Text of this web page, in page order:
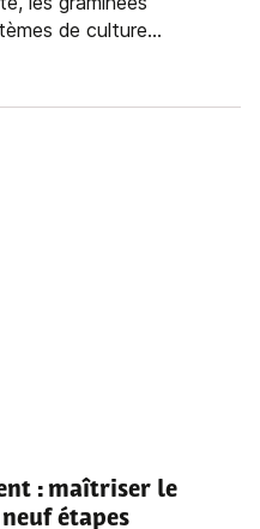
de culture...
: maîtriser le
étapes